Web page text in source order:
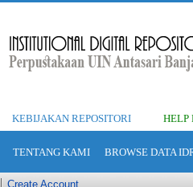
KEBIJAKAN REPOSITORI HELP
TENTANG KAMI BROWSE DATA
Create Account